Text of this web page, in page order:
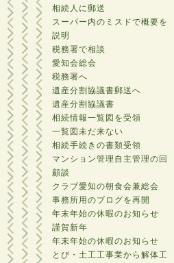
相続人に郵送
スーパー内のミスドで概要を
説明
税務署で相談
愛知会総会
税務署へ
遺産分割協議書郵送へ
遺産分割協議書
相続情報一覧図を受領
一覧図未だ来ない
相続手続きの書類受領
マンション管理自主管理の回
顧談
クラブ愛知の朝食会兼総会
事務所用のブログを再開
年末年始の休暇のお知らせ
謹賀新年
年末年始の休暇のお知らせ
とび・土工工事業から解体工